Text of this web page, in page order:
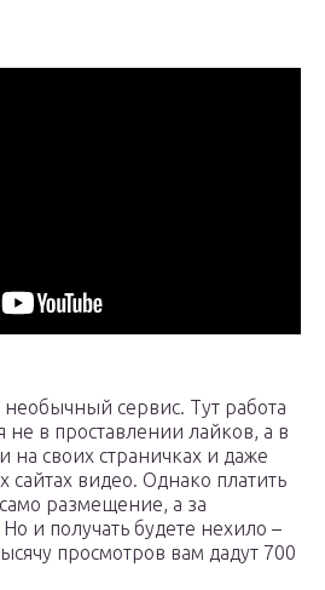
необычный сервис. Тут работа
не в проставлении лайков, а в
на своих страничках и даже
сайтах видео. Однако платить
размещение, а за
и получать будете нехило –
просмотров вам дадут 700